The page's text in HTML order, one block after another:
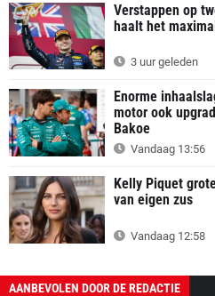
Verstappen op
haalt het
3 uur geleden
Enorme
motor ook
Bakoe
Vandaag 13:56
Kelly Piquet
van eigen zus
Vandaag 12:58
AANBEVOLEN DOOR DE REDACTIE